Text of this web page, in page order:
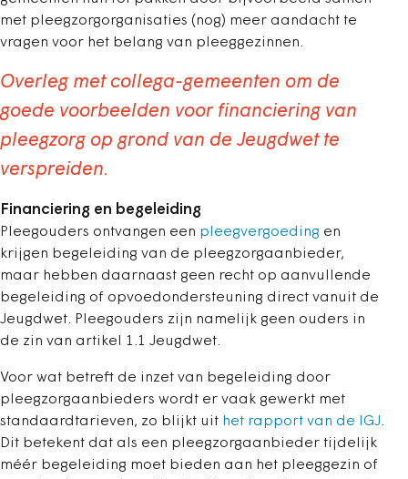
met pleegzorgorganisaties (nog) meer aandacht te
vragen voor het belang van pleeggezinnen.
Overleg met collega-gemeenten om de
goede voorbeelden voor financiering van
pleegzorg op grond van de Jeugdwet te
verspreiden.
Financiering en begeleiding
Pleegouders ontvangen een pleegvergoeding en
krijgen begeleiding van de pleegzorgaanbieder,
maar hebben daarnaast geen recht op aanvullende
begeleiding of opvoedondersteuning direct vanuit de
Jeugdwet. Pleegouders zijn namelijk geen ouders in
de zin van artikel 1.1 Jeugdwet.
Voor wat betreft de inzet van begeleiding door
pleegzorgaanbieders wordt er vaak gewerkt met
standaardtarieven, zo blijkt uit het rapport van de IGJ.
Dit betekent dat als een pleegzorgaanbieder tijdelijk
méér begeleiding moet bieden aan het pleeggezin of